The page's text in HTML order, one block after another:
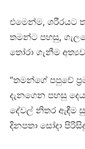
එමෙන්ම, ශරීරයට
තමන්ට පහසු,
තෝරා ගැනීම
“තමන්ගේ පපුවේ
දැනගෙන පහසු
දේවල් නිතර ඇඳීම
දිනපතා සෝදා